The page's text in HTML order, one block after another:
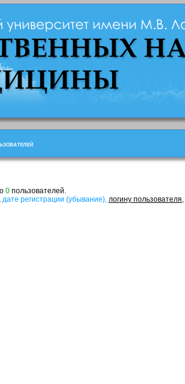
0 пользователей.
, дате регистрации (убывание), логину пользователя,